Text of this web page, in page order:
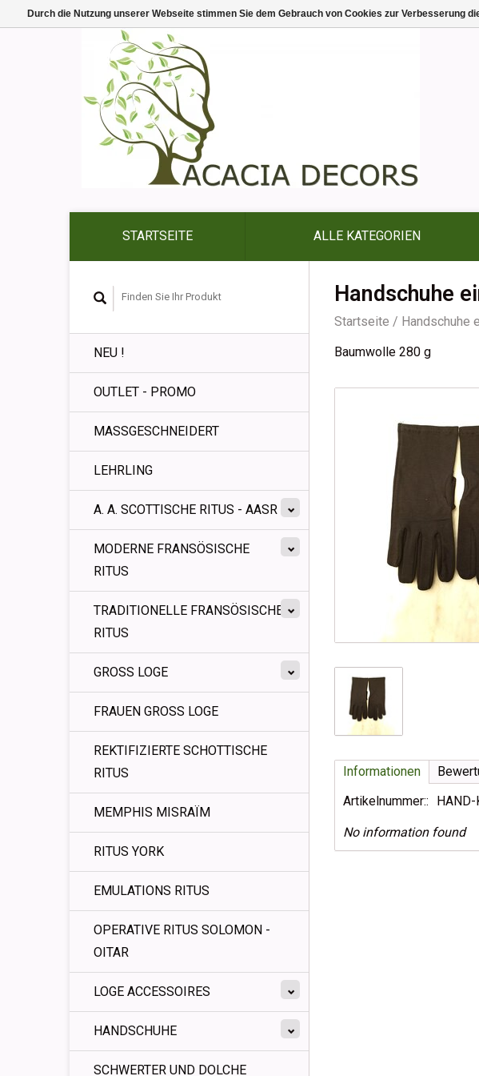
STARTSEITE ALLE KATEGORIEN
NEU !
OUTLET - PROMO
MASSGESCHNEIDERT
LEHRLING
A. A. SCOTTISCHE RITUS - AASR
MODERNE FRANSÖSISCHE
RITUS
TRADITIONELLE FRANSÖSISCHE
RITUS
GROSS LOGE
FRAUEN GROSS LOGE
REKTIFIZIERTE SCHOTTISCHE
RITUS
MEMPHIS MISRAÏM
RITUS YORK
EMULATIONS RITUS
OPERATIVE RITUS SOLOMON -
OITAR
LOGE ACCESSOIRES
HANDSCHUHE
SCHWERTER UND DOLCHE
Handschuhe
Startseite / Handschuhe
Baumwolle 280 g
Informationen
Artikelnummer::
No information found
Durch die Nutzung unserer Webseite stimmen Sie dem Gebrauch von Cookies zur Verbesserung